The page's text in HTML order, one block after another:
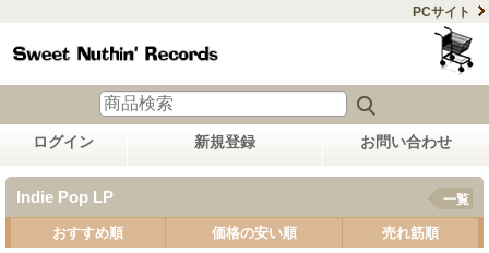
PCサイト
ログイン 新規登録 お問い合わせ
Indie Pop LP 一覧
おすすめ順 価格の安い順 売れ筋順